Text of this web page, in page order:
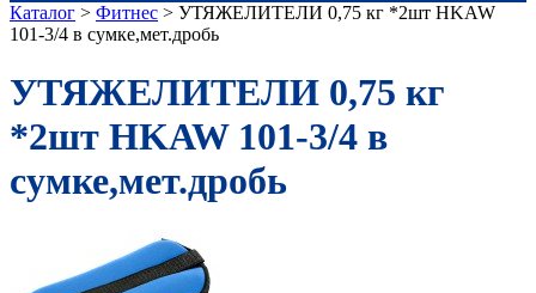
Каталог > Фитнес > УТЯЖЕЛИТЕЛИ 0,75 кг *2шт HKAW
101-3/4 в сумке,мет.дробь
УТЯЖЕЛИТЕЛИ 0,75 кг
*2шт HKAW 101-3/4 в
сумке,мет.дробь